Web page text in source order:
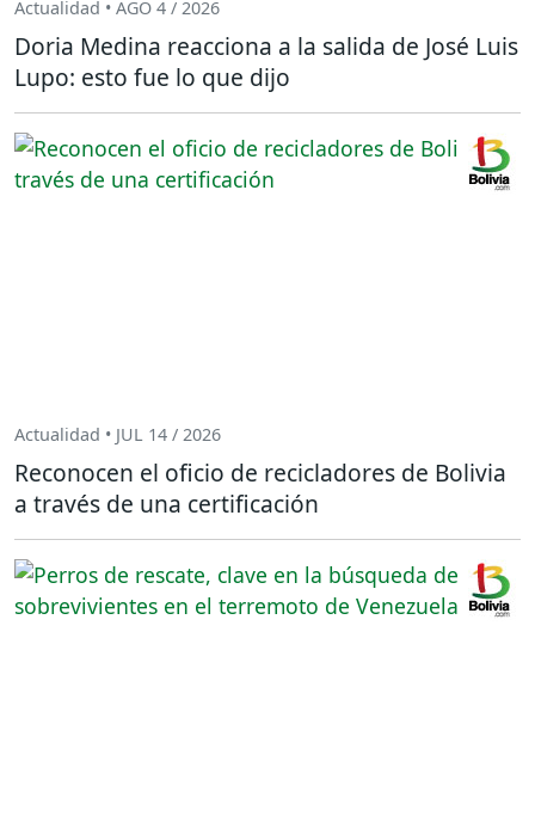
Actualidad • AGO 4 / 2026
Doria Medina reacciona a la salida de José Luis
Lupo: esto fue lo que dijo
Actualidad • JUL 14 / 2026
Reconocen el oficio de recicladores de Bolivia
a través de una certificación